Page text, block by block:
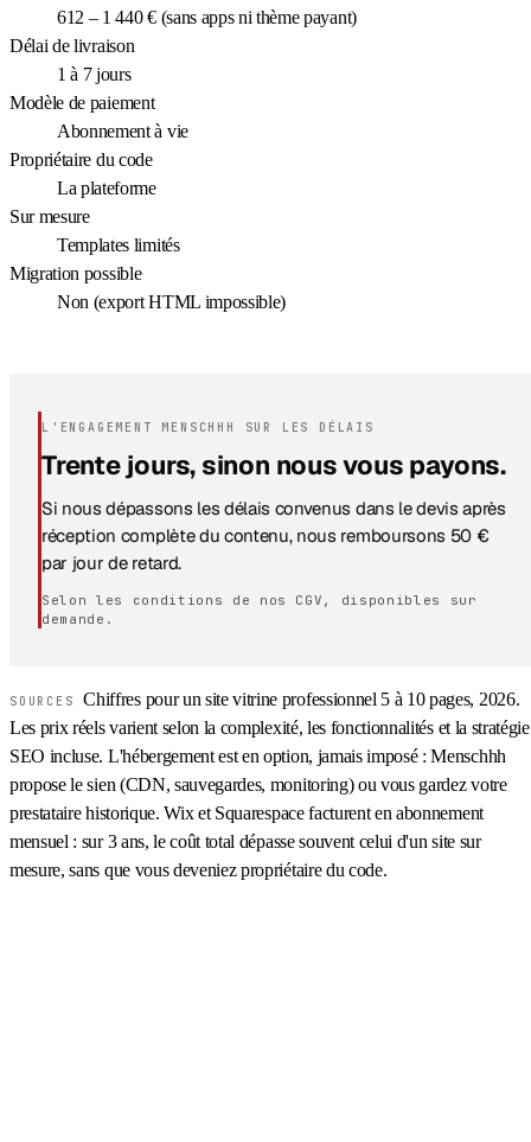
612 – 1 440 € (sans apps ni thème payant)
Délai de livraison
1 à 7 jours
Modèle de paiement
Abonnement à vie
Propriétaire du code
La plateforme
Sur mesure
Templates limités
Migration possible
Non (export HTML impossible)
L'ENGAGEMENT MENSCHHH SUR LES DÉLAIS
Trente jours, sinon nous vous payons.
Si nous dépassons les délais convenus dans le devis après
réception complète du contenu, nous remboursons 50 €
par jour de retard.
Selon les conditions de nos CGV, disponibles sur
demande.
SOURCESChiffres pour un site vitrine professionnel 5 à 10 pages, 2026.
Les prix réels varient selon la complexité, les fonctionnalités et la stratégie
SEO incluse. L'hébergement est en option, jamais imposé : Menschhh
propose le sien (CDN, sauvegardes, monitoring) ou vous gardez votre
prestataire historique. Wix et Squarespace facturent en abonnement
mensuel : sur 3 ans, le coût total dépasse souvent celui d'un site sur
mesure, sans que vous deveniez propriétaire du code.